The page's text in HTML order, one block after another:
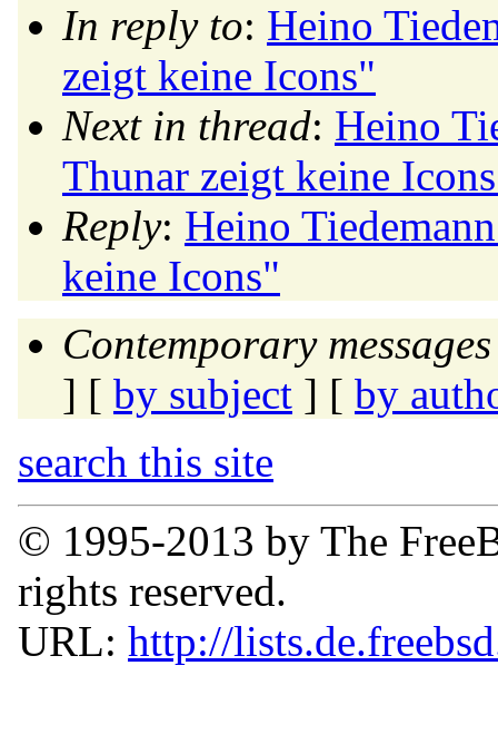
In reply to: Heino
zeigt keine Icons"
Next in thread: Heino
Thunar zeigt keine
Reply: Heino
keine Icons"
Contemporary
] [ by subject ] [ by
search this site
© 1995-2013 by The
rights reserved.
URL: http://